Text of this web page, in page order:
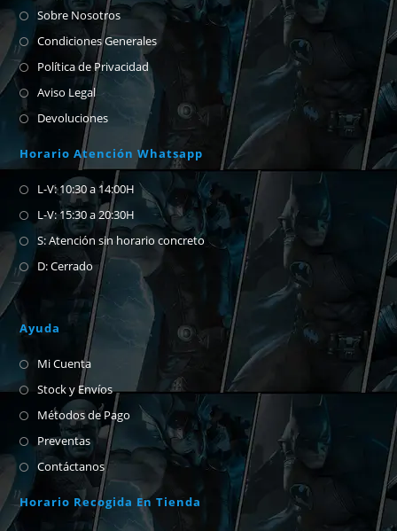
Sobre Nosotros
Condiciones Generales
Política de Privacidad
Aviso Legal
Devoluciones
Horario Atención Whatsapp
L-V: 10:30 a 14:00H
L-V: 15:30 a 20:30H
S: Atención sin horario concreto
D: Cerrado
Ayuda
Mi Cuenta
Stock y Envíos
Métodos de Pago
Preventas
Contáctanos
Horario Recogida En Tienda